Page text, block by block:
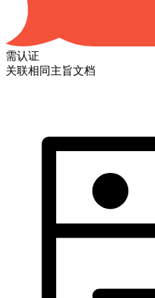
需认证
关联相同主旨文档